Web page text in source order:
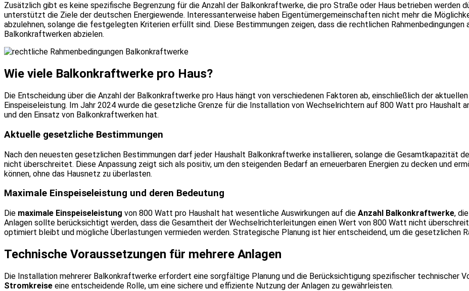
Zusätzlich gibt es keine spezifische Begrenzung für die Anzahl der Balkonkraftwerke, die pro Straße oder Haus betrieben werden
unterstützt die Ziele der deutschen Energiewende. Interessanterweise haben Eigentümergemeinschaften nicht mehr die
abzulehnen, solange die festgelegten Kriterien erfüllt sind. Diese Bestimmungen zeigen, dass die rechtlichen
Balkonkraftwerken abzielen.
Wie viele Balkonkraftwerke pro Haus?
Die Entscheidung über die Anzahl der Balkonkraftwerke pro Haus hängt von verschiedenen Faktoren ab, einschließlich der
Einspeiseleistung. Im Jahr 2024 wurde die gesetzliche Grenze für die Installation von Wechselrichtern auf 800 Watt pro Haushalt
und den Einsatz von Balkonkraftwerken hat.
Aktuelle gesetzliche Bestimmungen
Nach den neuesten gesetzlichen Bestimmungen darf jeder Haushalt Balkonkraftwerke installieren, solange die Gesamtkapazität
nicht überschreitet. Diese Anpassung zeigt sich als positiv, um den steigenden Bedarf an erneuerbaren Energien zu decken und
können, ohne das Hausnetz zu überlasten.
Maximale Einspeiseleistung und deren Bedeutung
Die maximale Einspeiseleistung von 800 Watt pro Haushalt hat wesentliche Auswirkungen auf die Anzahl Balkonkraftwerke,
Anlagen sollte berücksichtigt werden, dass die Gesamtheit der Wechselrichterleitungen einen Wert von 800 Watt nicht
optimiert bleibt und mögliche Überlastungen vermieden werden. Strategische Planung ist hier entscheidend, um die gesetzlichen
Technische Voraussetzungen für mehrere Anlagen
Die Installation mehrerer Balkonkraftwerke erfordert eine sorgfältige Planung und die Berücksichtigung spezifischer technischer
Stromkreise eine entscheidende Rolle, um eine sichere und effiziente Nutzung der Anlagen zu gewährleisten.